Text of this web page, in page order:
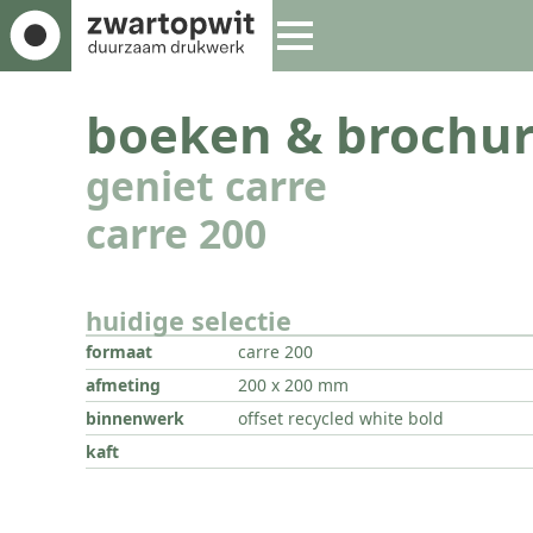
boeken &
geniet carre
carre 200
huidige selectie
formaat
carre 200
afmeting
200 x 200 mm
binnenwerk
offset recycled white bold
kaft